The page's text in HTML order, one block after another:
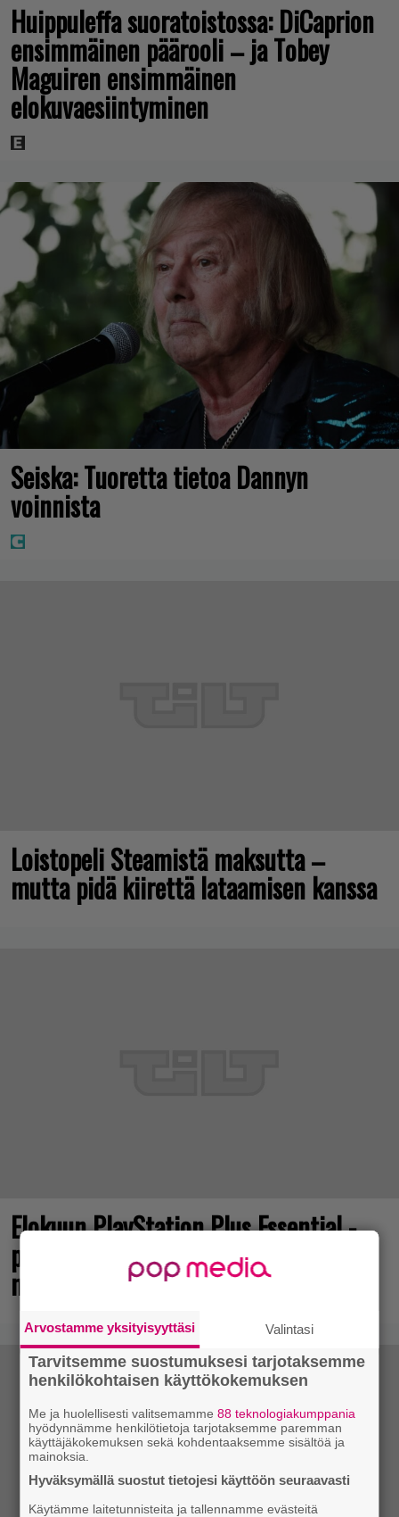
Huippuleffa suoratoistossa: DiCaprion
ensimmäinen päärooli – ja Tobey
Maguiren ensimmäinen
elokuvaesiintyminen
Seiska: Tuoretta tietoa Dannyn
voinnista
Loistopeli Steamistä maksutta –
mutta pidä kiirettä lataamisen kanssa
Elokuun PlayStation Plus Essential -
pelit ilmestyivät – mukana todellinen
mestariteos
Arvostamme yksityisyyttäsi Valintasi
Tarvitsemme suostumuksesi tarjotaksemme
henkilökohtaisen käyttökokemuksen
Me ja huolellisesti valitsemamme88 teknologiakumppania
hyödynnämme henkilötietoja tarjotaksemme paremman
käyttäjäkokemuksen sekä kohdentaaksemme sisältöä ja
mainoksia.
Hyväksymällä suostut tietojesi käyttöön seuraavasti
Käytämme laitetunnisteita ja tallennamme evästeitä